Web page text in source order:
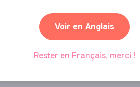
Voir en Anglais
Rester en Français, merci !